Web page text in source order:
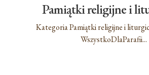
PromocjePamiątki religijne i
Kategoria Pamiątki religijne i
WszystkoDlaParafii...